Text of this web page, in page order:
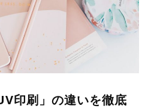
印刷」の違いを徹底